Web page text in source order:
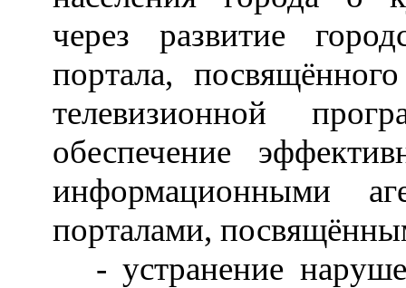
через развитие
портала,
телевизионной
обеспечение
информационными
порталами,
- устранение